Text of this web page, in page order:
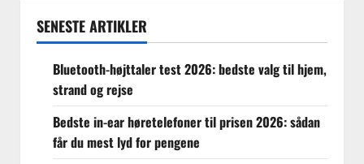
SENESTE ARTIKLER
Bluetooth-højttaler test 2026: bedste valg til hjem,
strand og rejse
Bedste in-ear høretelefoner til prisen 2026: sådan
får du mest lyd for pengene